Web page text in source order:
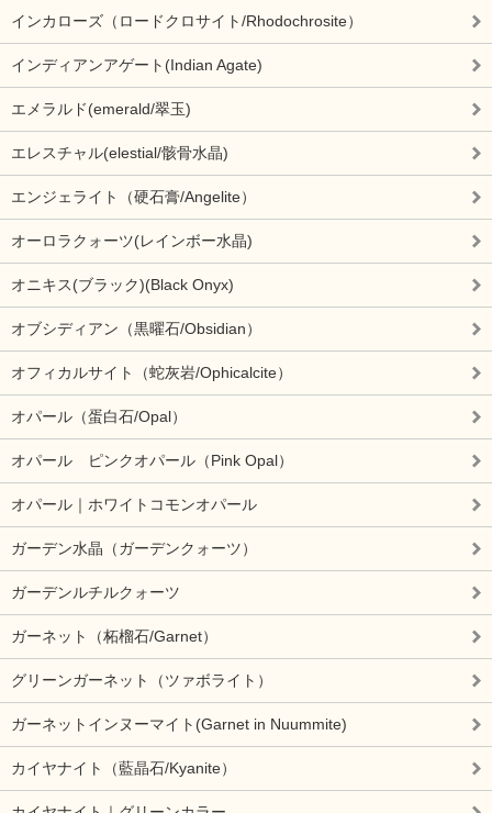
インカローズ（ロードクロサイト/Rhodochrosite）
インディアンアゲート(Indian Agate)
エメラルド(emerald/翠玉)
エレスチャル(elestial/骸骨水晶)
エンジェライト（硬石膏/Angelite）
オーロラクォーツ(レインボー水晶)
オニキス(ブラック)(Black Onyx)
オブシディアン（黒曜石/Obsidian）
オフィカルサイト（蛇灰岩/Ophicalcite）
オパール（蛋白石/Opal）
オパール ピンクオパール（Pink Opal）
オパール｜ホワイトコモンオパール
ガーデン水晶（ガーデンクォーツ）
ガーデンルチルクォーツ
ガーネット（柘榴石/Garnet）
グリーンガーネット（ツァボライト）
ガーネットインヌーマイト(Garnet in Nuummite)
カイヤナイト（藍晶石/Kyanite）